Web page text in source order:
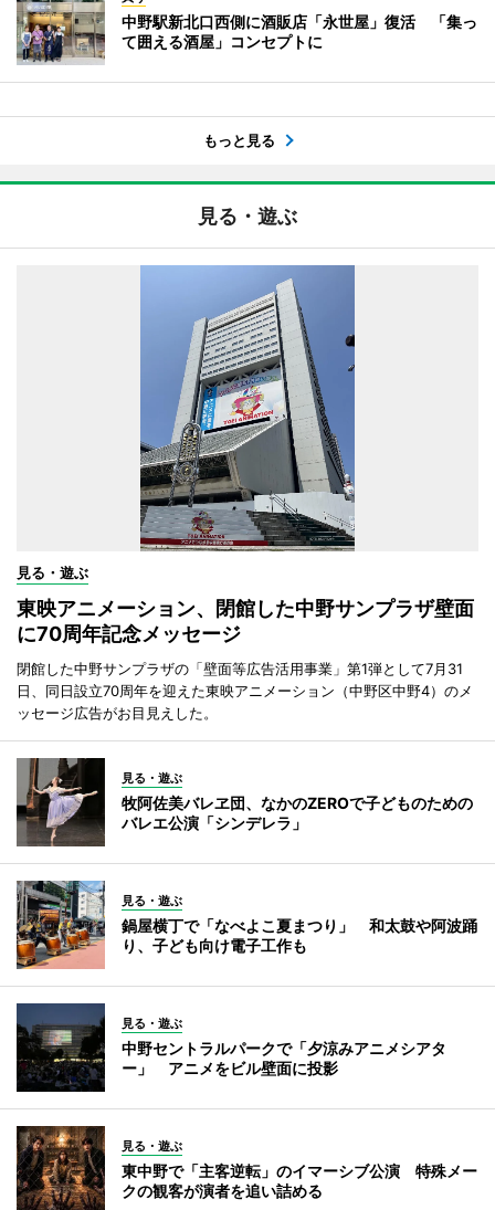
中野駅新北口西側に酒販店「永世屋」復活 「集っ
て囲える酒屋」コンセプトに
もっと見る
見る・遊ぶ
見る・遊ぶ
東映アニメーション、閉館した中野サンプラザ壁面
に70周年記念メッセージ
閉館した中野サンプラザの「壁面等広告活用事業」第1弾として7月31
日、同日設立70周年を迎えた東映アニメーション（中野区中野4）のメ
ッセージ広告がお目見えした。
見る・遊ぶ
牧阿佐美バレヱ団、なかのZEROで子どものための
バレエ公演「シンデレラ」
見る・遊ぶ
鍋屋横丁で「なべよこ夏まつり」 和太鼓や阿波踊
り、子ども向け電子工作も
見る・遊ぶ
中野セントラルパークで「夕涼みアニメシアタ
ー」 アニメをビル壁面に投影
見る・遊ぶ
東中野で「主客逆転」のイマーシブ公演 特殊メー
クの観客が演者を追い詰める